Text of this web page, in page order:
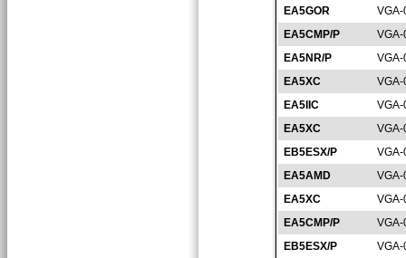
EA5GOR
EA5CMP/P
EA5NR/P
EA5XC
EA5IIC
EA5XC
EB5ESX/P
EA5AMD
EA5XC
EA5CMP/P
EB5ESX/P